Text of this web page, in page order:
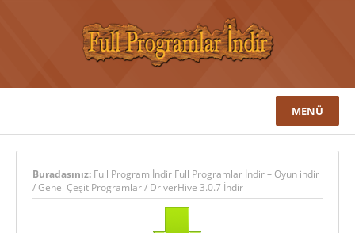
MENÜ
Buradasınız: Full Program İndir Full Programlar İndir – Oyun indir
/Genel Çeşit Programlar/ DriverHive 3.0.7 İndir